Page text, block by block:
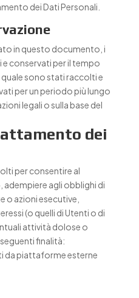
dei Dati Personali.
in questo documento, i
conservati per il tempo
sono stati raccolti e
per un periodo più lungo
legali o sulla base del
dei
per consentire al
adempiere agli obblighi di
o azioni esecutive,
(o quelli di Utenti o di
attività dolose o
finalità:
da piattaforme esterne